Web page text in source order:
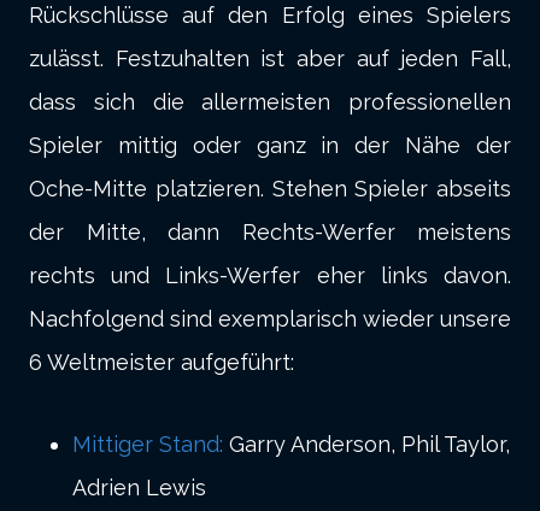
Rückschlüsse auf den Erfolg eines Spielers
zulässt. Festzuhalten ist aber auf jeden Fall,
dass sich die allermeisten professionellen
Spieler mittig oder ganz in der Nähe der
Oche-Mitte platzieren. Stehen Spieler abseits
der Mitte, dann Rechts-Werfer meistens
rechts und Links-Werfer eher links davon.
Nachfolgend sind exemplarisch wieder unsere
6 Weltmeister aufgeführt:
Mittiger Stand: Garry Anderson, Phil Taylor,
Adrien Lewis